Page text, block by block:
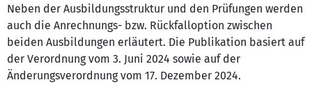
Neben der Ausbildungsstruktur und den Prüfungen werden
auch die Anrechnungs- bzw. Rückfalloption zwischen
beiden Ausbildungen erläutert. Die Publikation basiert auf
der Verordnung vom 3. Juni 2024 sowie auf der
Änderungsverordnung vom 17. Dezember 2024.